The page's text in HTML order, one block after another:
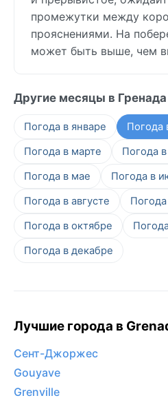
промежутки между
прояснениями. На
может быть выше, чем
Другие месяцы в Гренада
Погода в январе
Погода
Погода в марте
Погода
Погода в мае
Погода в
Погода в августе
Погода в октябре
Погода в декабре
Лучшие города в
Сент-Джоржес
Gouyave
Grenville